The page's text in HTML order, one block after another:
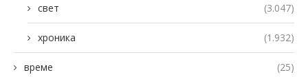
свет (3.047)
хроника (1.932)
време (25)